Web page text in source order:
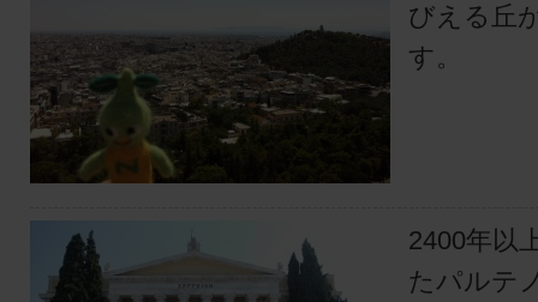
びえる丘
す。
2400年以
たパルテ